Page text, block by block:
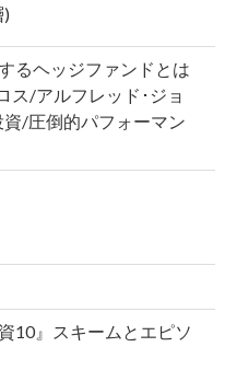
るヘッジファンドとは
ス/アルフレッド･ジョ
/圧倒的パフォーマン
10』スキームとエピソ